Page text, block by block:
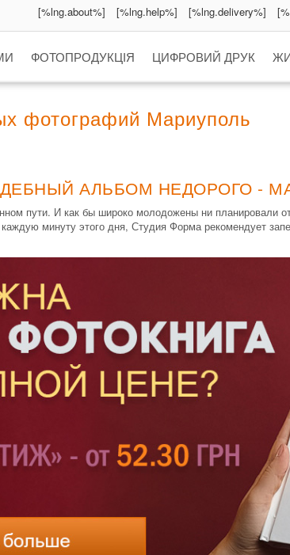
[%lng.about%] [%lng.help%] [%lng.delivery%]
ФОТОПРОДУКЦІЯ ЦИФРОВИЙ ДРУК
фотографий Мариуполь
АЛЬБОМ НЕДОРОГО -
пути. И как бы широко молодожены ни планировали
минуту этого дня, Студия Форма рекомендует